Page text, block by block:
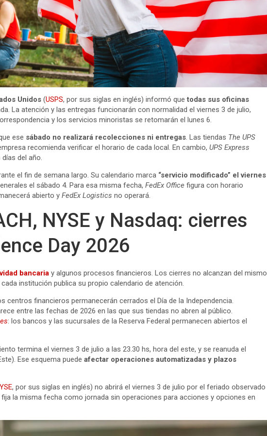
Unidos (USPS, por sus siglas en inglés) informó que todas sus oficinas
La atención y las entregas funcionarán con normalidad el viernes 3 de julio,
y los servicios minoristas se retomarán el lunes 6.
ese sábado no realizará recolecciones ni entregas . Las tiendas The UPS
recomienda verificar el horario de cada local. En cambio, UPS Express
del año.
el fin de semana largo. Su calendario marca “servicio modificado” el viernes
el sábado 4. Para esa misma fecha, FedEx Office figura con horario
abierto y FedEx Logistics no operará.
NYSE y Nasdaq: cierres
Day 2026
bancaria y algunos procesos financieros. Los cierres no alcanzan del mismo
institución publica su propio calendario de atención.
centros financieros permanecerán cerrados el Día de la Independencia.
entre las fechas de 2026 en las que sus tiendas no abren al público.
: los bancos y las sucursales de la Reserva Federal permanecen abiertos el
termina el viernes 3 de julio a las 23.30 hs, hora del este, y se reanuda el
Ese esquema puede afectar operaciones automatizadas y plazos
, por sus siglas en inglés) no abrirá el viernes 3 de julio por el feriado observado
fija la misma fecha como jornada sin operaciones para acciones y opciones en